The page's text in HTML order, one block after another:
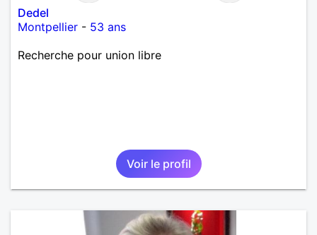
Dedel
Montpellier - 53 ans
Recherche pour union libre
Voir le profil